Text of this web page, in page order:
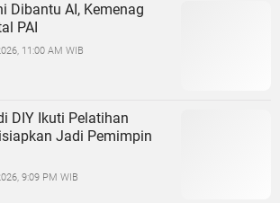
Dibantu AI, Kemenag
PAI
11:00 AM WIB
DIY Ikuti Pelatihan
Jadi Pemimpin
9:09 PM WIB